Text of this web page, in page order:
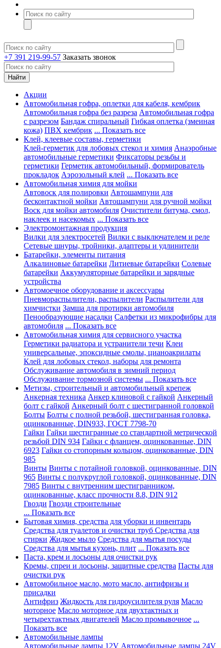
+7 391 219-99-57 Заказать звонок
Акции
Автомобильная гофра, оплетки для кабеля, кембрик
Автомобильная гофра без разреза Автомобильная гофра
с разрезом Бандаж спиральный Гибкая оплетка (змеиная
кожа) ПВХ кембрик ... Показать все
Клей, клеевые составы, герметики
Клей-герметик для лобовых стекол и химия Анаэробные
автомобильные герметики Фиксаторы резьбы и
герметики Герметик автомобильный, формирователь
прокладок Аэрозольный клей ... Показать все
Автомобильная химия для мойки
Автовоск для полировки Автошампуни для
бесконтактной мойки Автошампуни для ручной мойки
Воск для мойки автомобиля Очистители битума, смол,
наклеек и насекомых ... Показать все
Электромонтажная продукция
Вилки для электросетей Вилки с выключателем и реле
Сетевые шнуры, тройники, адаптеры и удлинители
Батарейки, элементы питания
Алкалиновые батарейки Литиевые батарейки Солевые
батарейки Аккумуляторные батарейки и зарядные
устройства
Автомоечное оборудование и аксессуары
Пневмораспылители, распылители Распылители для
химчистки Замша для протирки автомобиля
Пенообразующие насадки Салфетки из микрофибры для
автомобиля ... Показать все
Автомобильная химия для сервисного участка
Герметики радиатора и устранители течи Клеи
универсальные, эпоксидные смолы, цианоакрилаты
Клей для лобовых стекол, наборы для ремонта
Обслуживание автомобиля в зимний период
Обслуживание тормозной системы ... Показать все
Метизы, строительный и автомобильный крепеж
Анкерная техника Анкер клиновой с гайкой Анкерный
болт с гайкой Анкерный болт с шестигранной головкой
Болты Болты с полной резьбой, шестигранная головка,
оцинкованные, DIN933, ГОСТ 7798-70
Гайки Гайки шестигранные со стандартной метрической
резьбой DIN 934 Гайки с фланцем, оцинкованные, DIN
6923 Гайки со стопорным кольцом, оцинкованные, DIN
985
Винты Винты с потайной головкой, оцинкованные, DIN
965 Винты с полукруглой головкой, оцинкованные, DIN
7985 Винты с внутренним шестигранником,
оцинкованные, класс прочности 8.8, DIN 912
Гвозди Гвозди строительные
... Показать все
Бытовая химия, средства для уборки и инвентарь
Средства для туалетов и очистки труб Средства для
стирки Жидкое мыло Средства для мытья посуды
Средства для мытья кухонь, плит ... Показать все
Паста, крем и лосьоны для очистки рук
Кремы, спреи и лосьоны, защитные средства Пасты для
очистки рук
Автомобильное масло, мото масло, антифризы и
присадки
Антифриз Жидкость для гидроусилителя руля Масло
моторное Масло моторное для двухтактных и
четырехтактных двигателей Масло промывочное ...
Показать все
Автомобильные лампы
Автомобильные лампы 12V Автомобильные лампы 24V